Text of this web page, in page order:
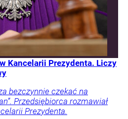
Kancelarii Prezydenta. Liczy
bezczynnie czekać na
Przedsiębiorca rozmawiał
Prezydenta.